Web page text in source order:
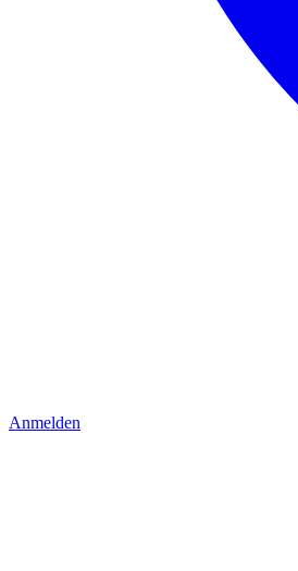
Anmelden